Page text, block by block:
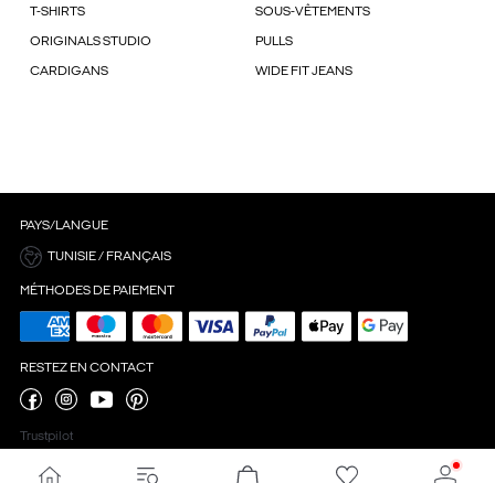
T-SHIRTS SOUS-VÊTEMENTS
ORIGINALS STUDIO PULLS
CARDIGANS WIDE FIT JEANS
PAYS/LANGUE
TUNISIE / FRANÇAIS
MÉTHODES DE PAIEMENT
RESTEZ EN CONTACT
Trustpilot